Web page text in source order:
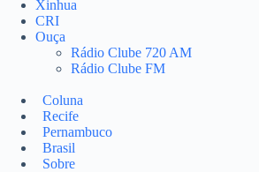
Xinhua
CRI
Ouça
Rádio Clube 720 AM
Rádio Clube FM
Coluna
Recife
Pernambuco
Brasil
Sobre